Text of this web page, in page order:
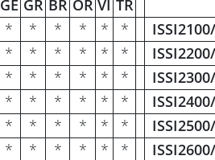
GE GR BR OR VI TR
* * * * * *
* * * * * *
* * * * * *
* * * * * *
* * * * * *
* * * * * *